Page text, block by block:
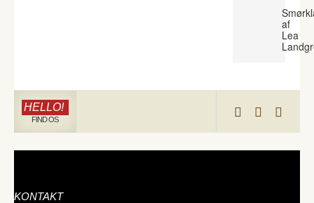
af
Lea
HELLO!
FIND OS
KONTAKT